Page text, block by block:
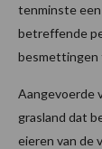
tenminste een
betreffende
besmettingen
Aangevoerde
grasland dat
eieren van de